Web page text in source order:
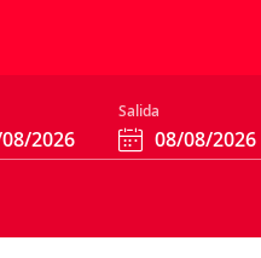
Salida